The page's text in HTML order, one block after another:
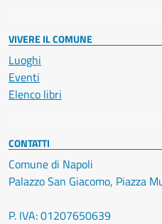
VIVERE IL COMUNE
Luoghi
Eventi
Elenco libri
CONTATTI
Comune di Napoli
Palazzo San Giacomo, Piazza
P. IVA: 01207650639